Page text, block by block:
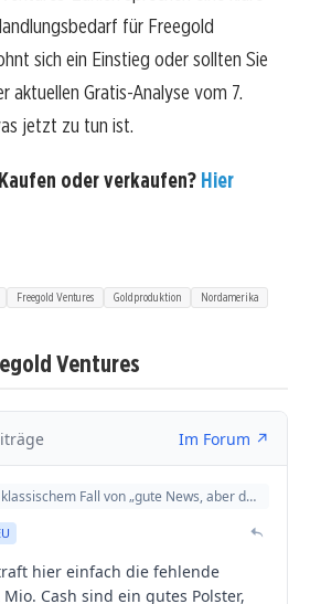
für Freegold
sich ein Einstieg oder sollten Sie
aktuellen Gratis-Analyse vom 7.
jetzt zu tun ist.
oder verkaufen? Hier
Freegold Ventures Goldproduktion
Nordamerika
Ventures